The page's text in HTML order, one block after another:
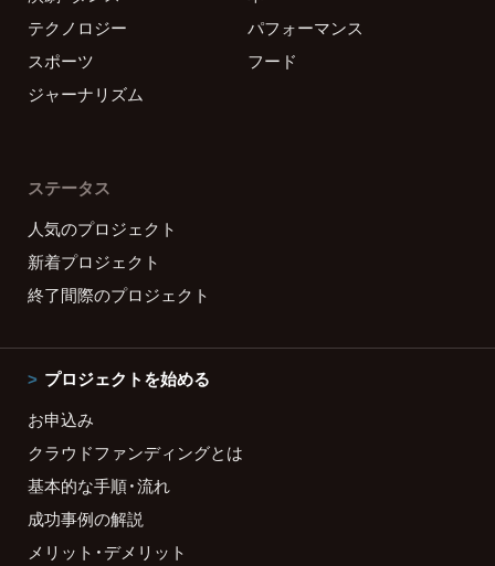
テクノロジー
パフォーマンス
スポーツ
フード
ジャーナリズム
ステータス
人気のプロジェクト
新着プロジェクト
終了間際のプロジェクト
プロジェクトを始める
お申込み
クラウドファンディングとは
基本的な手順・流れ
成功事例の解説
メリット・デメリット